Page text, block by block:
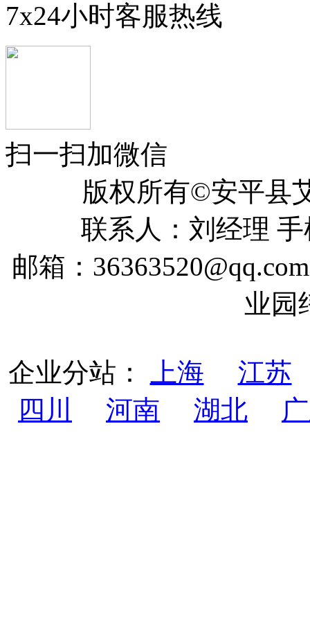
7x24小时客服热线
扫一扫加微信
版权所有©安平
联系人：刘经理 手
邮箱：
业园
企业分站： 上海
江苏
四川
河南 湖北